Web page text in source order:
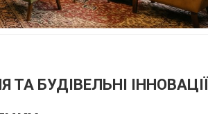
БУДІВЕЛЬНІ ІННОВАЦІЇ